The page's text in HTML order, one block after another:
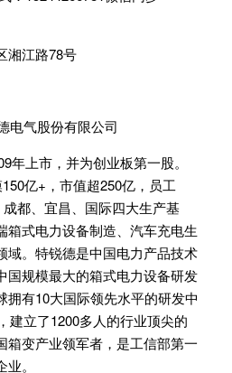
湘江路78号
电气股份有限公司
年上市，并为创业板第一股。
亿+，市值超250亿，员工
都、宜昌、国际四大生产基
箱式电力设备制造、汽车充电生
域。特锐德是中国电力产品技术
国规模最大的箱式电力设备研发
拥有10大国际领先水平的研发中
建立了1200多人的行业顶尖的
箱变产业领军者，是工信部第一
。